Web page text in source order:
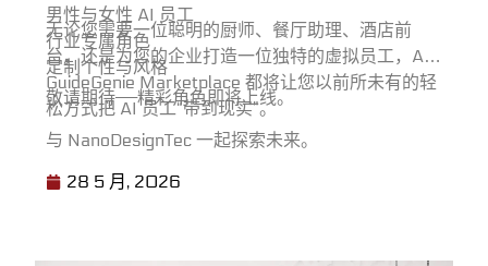
男性与女性 AI 员工
行业专属角色
定制个性与风格
无论您需要一位聪明的厨师、餐厅助理、酒店前
台，还是为您的企业打造一位独特的虚拟员工，AI
GuideGenie Marketplace 都将让您以前所未有的轻
松方式把 AI 员工“带到现实”。
敬请期待——精彩角色即将上线。
与 NanoDesignTec 一起探索未来。
28 5 月, 2026